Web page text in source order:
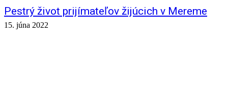
Pestrý život prijímateľov žijúcich v Mereme
15. júna 2022